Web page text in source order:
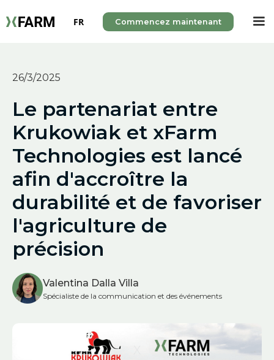
FR Commencez maintenant
26/3/2025
Le partenariat entre
Krukowiak et xFarm
Technologies est lancé
afin d'accroître la
durabilité et de favoriser
l'agriculture de
précision
Valentina Dalla Villa
Spécialiste de la communication et des événements